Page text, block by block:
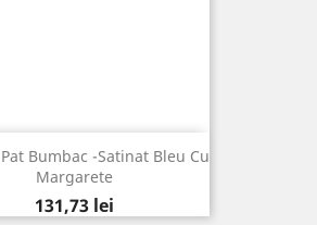
Bumbac -satinat Bleu Cu
Margarete
Pret
131,73 lei